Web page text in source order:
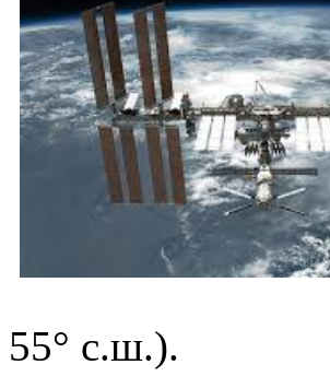
55° с.ш.).